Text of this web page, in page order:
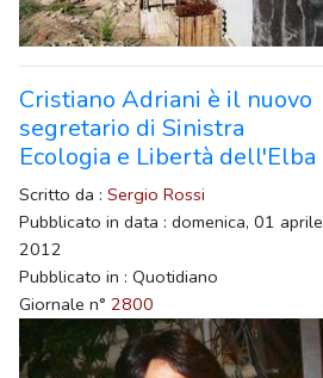
Cristiano Adriani è il nuovo
segretario di Sinistra
Ecologia e Libertà dell'Elba
Scritto da : Sergio Rossi
Pubblicato in data : domenica, 01 aprile
2012
Pubblicato in : Quotidiano
Giornale n° 2800